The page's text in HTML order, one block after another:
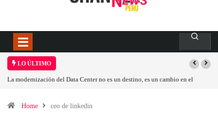
LO ÚLTIMO
La modernización del Data Center no es un destino, es un cambio en el
Home
ceo de linkedin